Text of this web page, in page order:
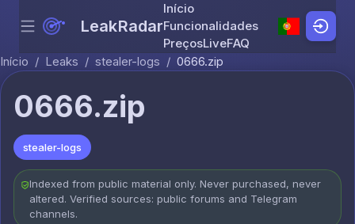
Skip to content
Menu LeakRadar
Início
Funcionalidades
PreçosLiveFAQ
Início / Leaks / stealer-logs / 0666.zip
0666.zip
stealer-logs
Indexed from public material only. Never purchased, never
altered. Verified sources: public forums and Telegram
channels.